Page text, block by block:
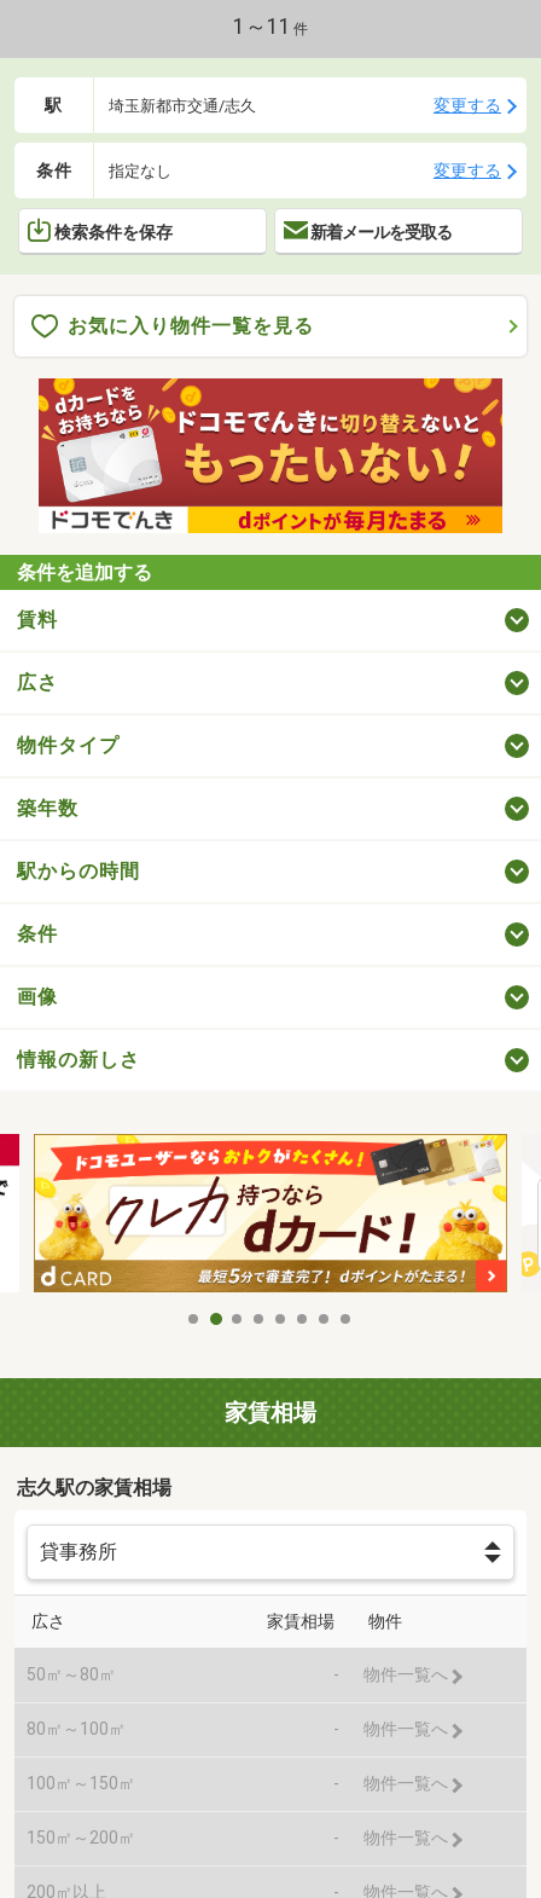
1～11 件
駅 埼玉新都市交通/志久 変更する
条件 指定なし 変更する
検索条件を保存 新着メールを受取る
お気に入り物件一覧を見る
条件を追加する
賃料
広さ
物件タイプ
築年数
駅からの時間
条件
画像
情報の新しさ
家賃相場
志久駅の家賃相場
広さ 家賃相場 物件
50㎡～80㎡ - 物件一覧へ
80㎡～100㎡ - 物件一覧へ
100㎡～150㎡ - 物件一覧へ
150㎡～200㎡ - 物件一覧へ
200㎡以上 - 物件一覧へ